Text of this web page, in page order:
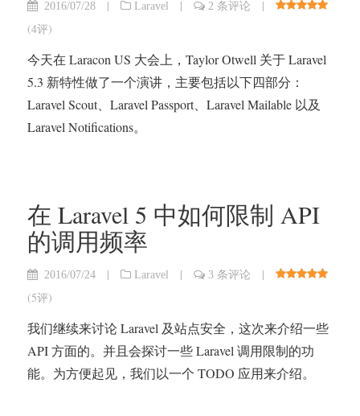
2016/07/28 | Laravel | 2 条评论
|
(4评)
今天在 Laracon US 大会上，Taylor Otwell 关于 Laravel
5.3 新特性做了一个演讲，主要包括以下四部分：
Laravel Scout、Laravel Passport、Laravel Mailable 以及
Laravel Notifications。
在 Laravel 5 中如何限制 API
的调用频率
2016/07/24 | Laravel | 3 条评论
|
(5评)
我们继续来讨论 Laravel 及站点安全，这次来介绍一些
API 方面的。并且会探讨一些 Laravel 调用限制的功
能。为方便起见，我们以一个 TODO 应用来介绍。